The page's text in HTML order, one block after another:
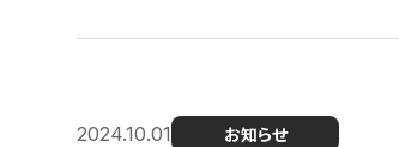
2024.10.01 お知らせ